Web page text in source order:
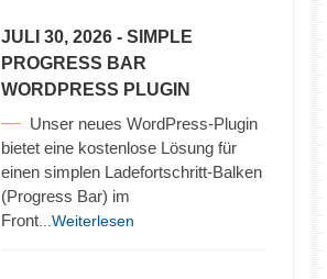
JULI 30, 2026 - SIMPLE
PROGRESS BAR
WORDPRESS PLUGIN
Unser neues WordPress-Plugin
bietet eine kostenlose Lösung für
einen simplen Ladefortschritt-Balken
(Progress Bar) im
Front ...Weiterlesen